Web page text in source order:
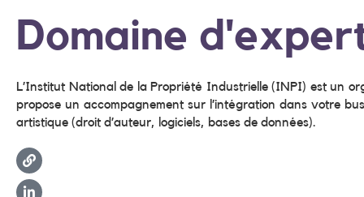
Domaine
L’Institut National de la Propriété Industrielle (INPI) est un
propose un accompagnement sur l’intégration dans votre
artistique (droit d’auteur, logiciels, bases de données).